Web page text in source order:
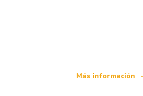
Más información